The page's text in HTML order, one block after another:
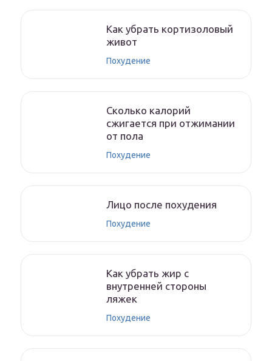
Как убрать кортизоловый
живот
Похудение
Сколько калорий
сжигается при отжимании
от пола
Похудение
Лицо после похудения
Похудение
Как убрать жир с
внутренней стороны
ляжек
Похудение